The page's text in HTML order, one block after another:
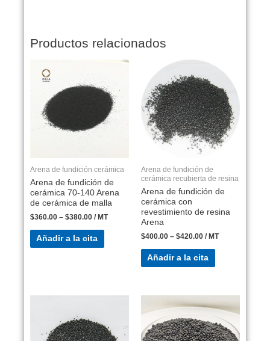
Productos relacionados
Arena de fundición cerámica
Arena de fundición de
cerámica 70-140 Arena
de cerámica de malla
$360.00 – $380.00 / MT
Añadir a la cita
Arena de fundición de
cerámica recubierta de resina
Arena de fundición de
cerámica con
revestimiento de resina
Arena
$400.00 – $420.00 / MT
Añadir a la cita